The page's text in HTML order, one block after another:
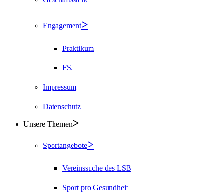
Engagement
Praktikum
FSJ
Impressum
Datenschutz
Unsere Themen
Sportangebote
Vereinssuche des LSB
Sport pro Gesundheit